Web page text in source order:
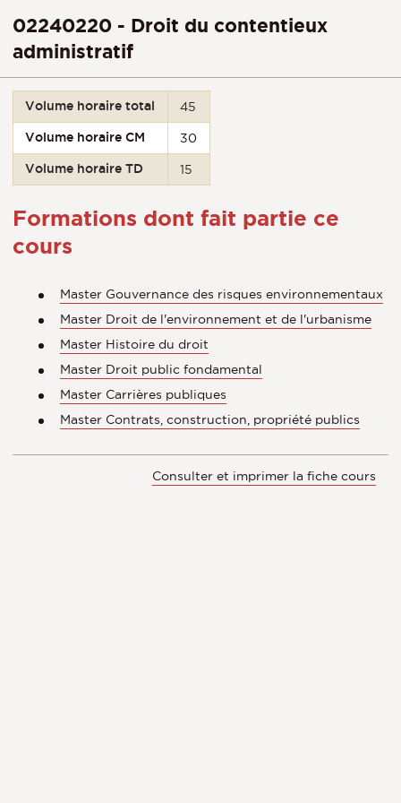
02240220 - Droit du contentieux
administratif
Volume horaire total 45
Volume horaire CM 30
Volume horaire TD 15
Formations dont fait partie ce
cours
Master Gouvernance des risques environnementaux
Master Droit de l'environnement et de l'urbanisme
Master Histoire du droit
Master Droit public fondamental
Master Carrières publiques
Master Contrats, construction, propriété publics
Consulter et imprimer la fiche cours